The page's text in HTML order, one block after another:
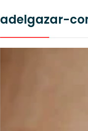
adelgazar-